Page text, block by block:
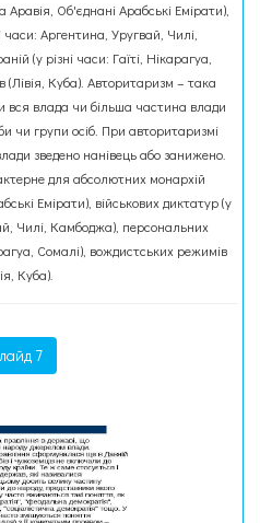
Об'єднані Арабські Емірати),
часи: Аргентина, Уругвай, Чилі,
(у різні часи: Гаїті, Нікарагуа,
Куба). Авторитаризм – така
вся влада чи більша частина влади
чи групи осіб. При авторитаризмі
зведено нанівець або занижено.
для абсолютних монархій
Емірати), військових диктатур (у
Чилі, Камбоджа), персональних
Сомалі), вождистських режимів
Куба).
7